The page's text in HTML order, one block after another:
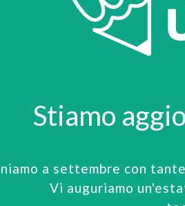
Stiamo
a settembre con
Vi auguriamo